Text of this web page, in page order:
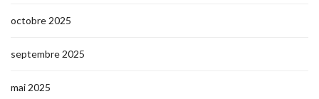
octobre 2025
septembre 2025
mai 2025